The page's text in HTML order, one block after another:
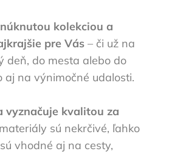
kolekciou a
pre Vás – či už na
deň, do mesta alebo do
aj na výnimočné udalosti.
vyznačuje kvalitou za
materiály sú nekrčivé, ľahko
vhodné aj na cesty,